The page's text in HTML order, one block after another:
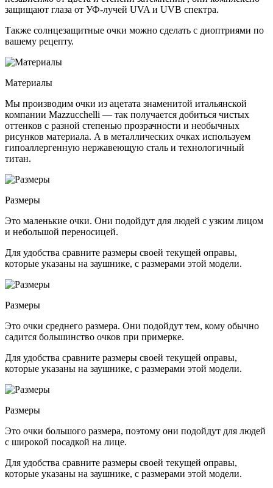
защищают глаза от УФ-лучей UVA и UVB спектра.
Также солнцезащитные очки можно сделать с диоптриями по
вашему рецепту.
Материалы
Мы производим очки из ацетата знаменитой итальянской
компании Mazzucchelli — так получается добиться чистых
оттенков с разной степенью прозрачности и необычных
рисунков материала. А в металлических очках используем
гипоаллергенную нержавеющую сталь и технологичный
титан.
Размеры
Это маленькие очки. Они подойдут для людей с узким лицом
и небольшой переносицей.
Для удобства сравните размеры своей текущей оправы,
которые указаны на заушнике, с размерами этой модели.
Размеры
Это очки среднего размера. Они подойдут тем, кому обычно
садится большинство очков при примерке.
Для удобства сравните размеры своей текущей оправы,
которые указаны на заушнике, с размерами этой модели.
Размеры
Это очки большого размера, поэтому они подойдут для людей
с широкой посадкой на лице.
Для удобства сравните размеры своей текущей оправы,
которые указаны на заушнике, с размерами этой модели.